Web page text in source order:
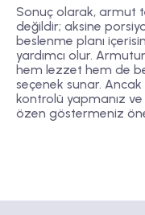
Sonuç olarak, armut
değildir; aksine
beslenme planı
yardımcı olur.
hem lezzet hem de
seçenek sunar.
kontrolü yapmanız
özen göstermeniz